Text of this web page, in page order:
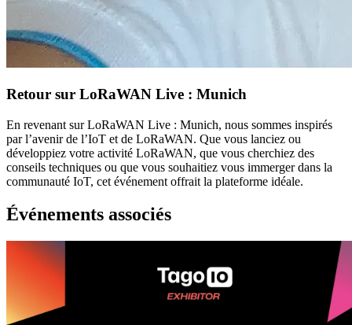
Retour sur LoRaWAN Live : Munich
En revenant sur LoRaWAN Live : Munich, nous sommes inspirés
par l’avenir de l’IoT et de LoRaWAN. Que vous lanciez ou
développiez votre activité LoRaWAN, que vous cherchiez des
conseils techniques ou que vous souhaitiez vous immerger dans la
communauté IoT, cet événement offrait la plateforme idéale.
Événements associés